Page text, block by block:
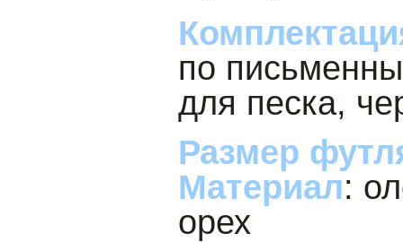
по
для песка,
Размер
Материал:
орех